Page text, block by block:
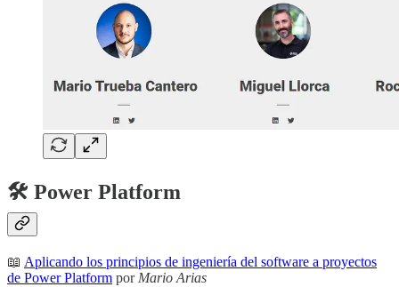
🛠️ Power Platform
📖 Aplicando los principios de ingeniería del software a proyectos
de Power Platform por Mario Arias